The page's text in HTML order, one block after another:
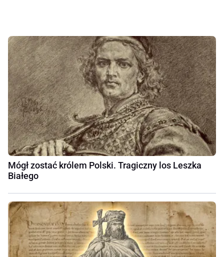
Mógł zostać królem Polski. Tragiczny los Leszka
Białego